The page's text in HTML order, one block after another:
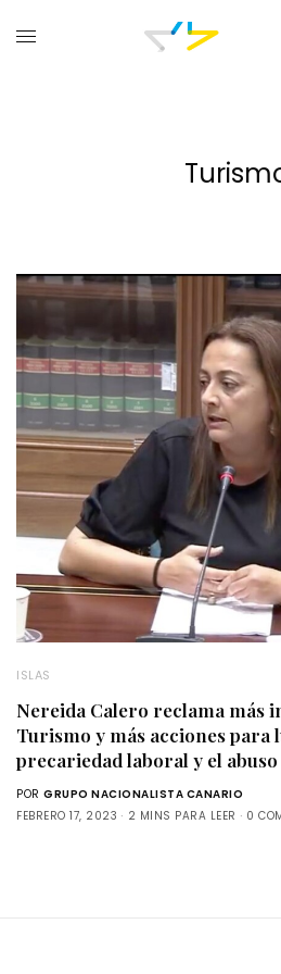
ISLAS
Nereida Calero reclama más
Turismo y más acciones para
precariedad laboral y el abuso
POR GRUPO NACIONALISTA CANARIO
FEBRERO 17, 2023
2 MINS PARA LEER 0